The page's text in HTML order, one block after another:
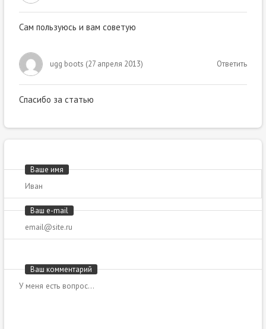
Сам пользуюсь и вам советую
ugg boots (27 апреля 2013) Ответить
Спасибо за статью
Ваше имя
Ваш e-mail
Ваш комментарий